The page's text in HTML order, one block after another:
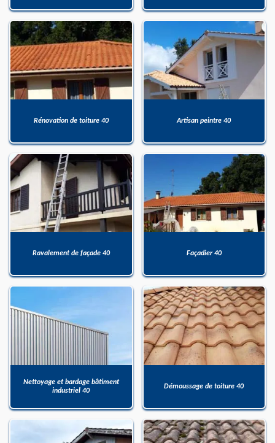
Rénovation de toiture 40 Artisan peintre 40
Ravalement de façade 40 Façadier 40
Nettoyage et bardage bâtiment
industriel 40
Démoussage de toiture 40